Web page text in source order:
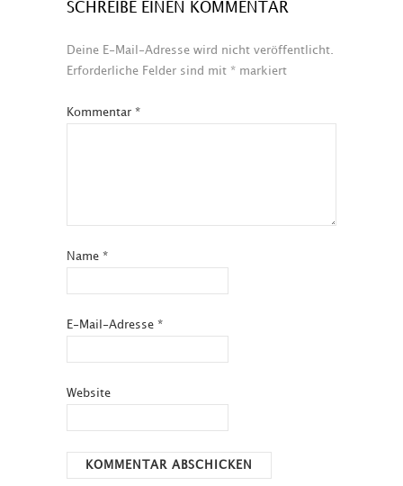
SCHREIBE EINEN KOMMENTAR
Deine E-Mail-Adresse wird nicht veröffentlicht.
Erforderliche Felder sind mit * markiert
Kommentar *
Name *
E-Mail-Adresse *
Website